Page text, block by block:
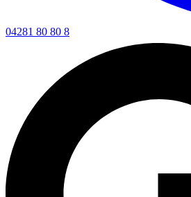
04281 80 80 8